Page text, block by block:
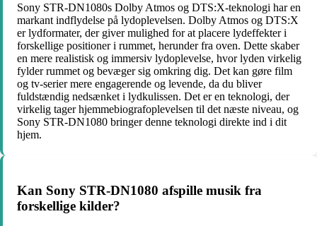
Sony STR-DN1080s Dolby Atmos og DTS:X-teknologi har en
markant indflydelse på lydoplevelsen. Dolby Atmos og DTS:X
er lydformater, der giver mulighed for at placere lydeffekter i
forskellige positioner i rummet, herunder fra oven. Dette skaber
en mere realistisk og immersiv lydoplevelse, hvor lyden virkelig
fylder rummet og bevæger sig omkring dig. Det kan gøre film
og tv-serier mere engagerende og levende, da du bliver
fuldstændig nedsænket i lydkulissen. Det er en teknologi, der
virkelig tager hjemmebiografoplevelsen til det næste niveau, og
Sony STR-DN1080 bringer denne teknologi direkte ind i dit
hjem.
Kan Sony STR-DN1080 afspille musik fra
forskellige kilder?